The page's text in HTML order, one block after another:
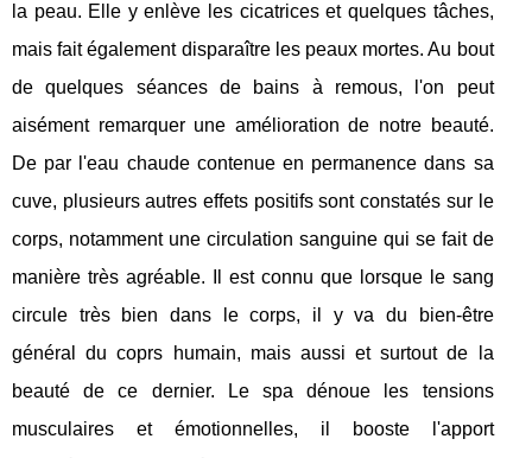
la peau. Elle y enlève les cicatrices et quelques tâches,
mais fait également disparaître les peaux mortes. Au bout
de quelques séances de bains à remous, l'on peut
aisément remarquer une amélioration de notre beauté.
De par l'eau chaude contenue en permanence dans sa
cuve, plusieurs autres effets positifs sont constatés sur le
corps, notamment une circulation sanguine qui se fait de
manière très agréable. Il est connu que lorsque le sang
circule très bien dans le corps, il y va du bien-être
général du coprs humain, mais aussi et surtout de la
beauté de ce dernier. Le spa dénoue les tensions
musculaires et émotionnelles, il booste l'apport